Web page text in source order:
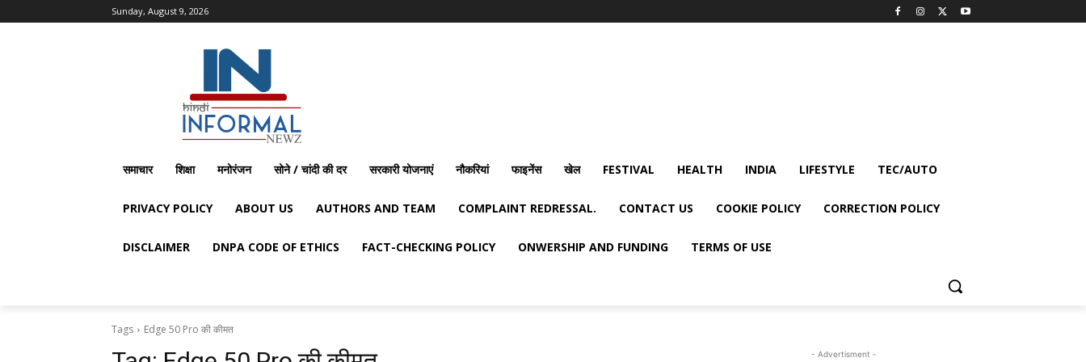
Sunday, August 9, 2026
समाचार शिक्षा मनोरंजन सोने / चांदी की दर सरकारी योजनाएं नौकरियां फाइनेंस खेल FESTIVAL HEALTH INDIA LIFESTYLE TEC/AUTO
PRIVACY POLICY ABOUT US AUTHORS AND TEAM COMPLAINT REDRESSAL. CONTACT US COOKIE POLICY CORRECTION POLICY
DISCLAIMER DNPA CODE OF ETHICS FACT-CHECKING POLICY ONWERSHIP AND FUNDING TERMS OF USE
Tags Edge 50 Pro की कीमत
- Advertisment -